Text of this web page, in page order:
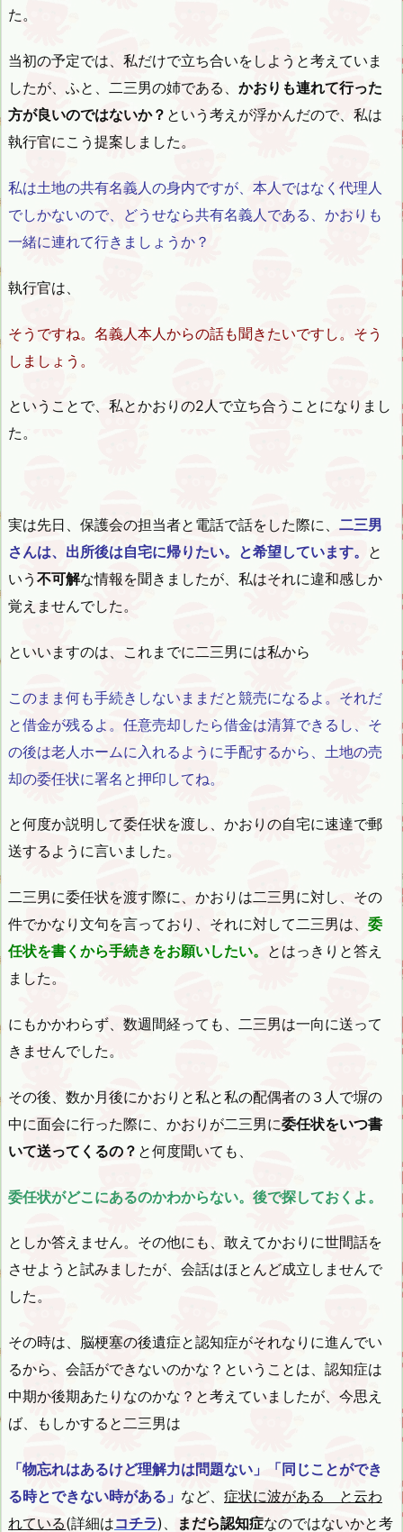
た。
当初の予定では、私だけで立ち合いをしようと考えていま
したが、ふと、二三男の姉である、 かおりも連れて行った
方が良いのではないか？ という考えが浮かんだので、私は
執行官にこう提案しました。
私は土地の共有名義人の身内ですが、本人ではなく代理人
でしかないので、どうせなら共有名義人である、かおりも
一緒に連れて行きましょうか？
執行官は、
そうですね。名義人本人からの話も聞きたいですし。そう
しましょう。
ということで、私とかおりの2人で立ち合うことになりまし
た。
実は先日、保護会の担当者と電話で話をした際に、 二三男
さんは、出所後は自宅に帰りたい。と希望しています。 と
いう 不可解な情報を聞きましたが、私はそれに違和感しか
覚えませんでした。
といいますのは、これまでに二三男には私から
このまま何も手続きしないままだと競売になるよ。それだ
と借金が残るよ。任意売却したら借金は清算できるし、そ
の後は老人ホームに入れるように手配するから、土地の売
却の委任状に署名と押印してね。
と何度か説明して委任状を渡し、かおりの自宅に速達で郵
送するように言いました。
二三男に委任状を渡す際に、かおりは二三男に対し、その
件でかなり文句を言っており、それに対して二三男は、 委
任状を書くから手続きをお願いしたい。 とはっきりと答え
ました。
にもかかわらず、数週間経っても、二三男は一向に送って
きませんでした。
その後、数か月後にかおりと私と私の配偶者の３人で塀の
中に面会に行った際に、かおりが二三男に委任状をいつ書
いて送ってくるの？ と何度聞いても、
委任状がどこにあるのかわからない。後で探しておくよ。
としか答えません。その他にも、敢えてかおりに世間話を
させようと試みましたが、会話はほとんど成立しませんで
した。
その時は、脳梗塞の後遺症と認知症がそれなりに進んでい
るから、会話ができないのかな？ということは、認知症は
中期か後期あたりなのかな？と考えていましたが、今思え
ば、もしかすると二三男は
「物忘れはあるけど理解力は問題ない」「同じことができ
る時とできない時がある」 など、 症状に波がある と云わ
れている(詳細はコチラ)、 まだら認知症なのではないかと考